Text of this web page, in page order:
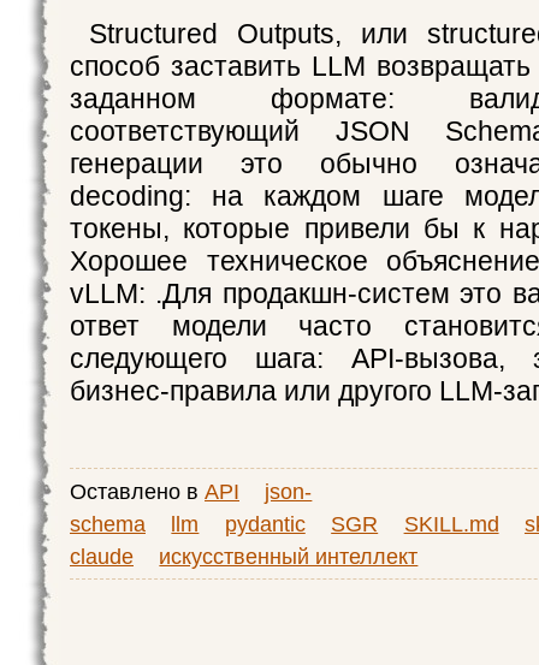
Structured Outputs, или
способ заставить LLM
заданном формате:
соответствующий JSON
генерации это обычно
decoding: на каждом шаге
токены, которые привели бы к
Хорошее техническое
vLLM: .Для продакшн-систем это
ответ модели часто
следующего шага: API-вызова,
бизнес-правила или другого LLM-
Оставлено в API
json-
schema
llm pydantic SGR SKILL.md
claude
искусственный интеллект